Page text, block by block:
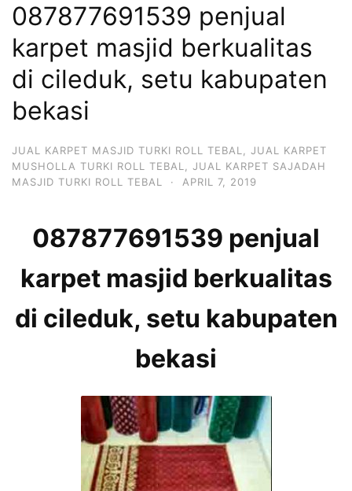
087877691539 penjual
karpet masjid berkualitas
di cileduk, setu kabupaten
bekasi
JUAL KARPET MASJID TURKI ROLL TEBAL
JUAL KARPET
MUSHOLLA TURKI ROLL TEBAL
JUAL KARPET SAJADAH
MASJID TURKI ROLL TEBAL
· APRIL 7, 2019
087877691539 penjual
karpet masjid berkualitas
di cileduk, setu kabupaten
bekasi